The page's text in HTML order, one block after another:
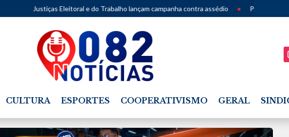
Eleitoral e do Trabalho lançam campanha contra assédio • Praça Lyons recebe
CULTURA ESPORTES COOPERATIVISMO GERAL